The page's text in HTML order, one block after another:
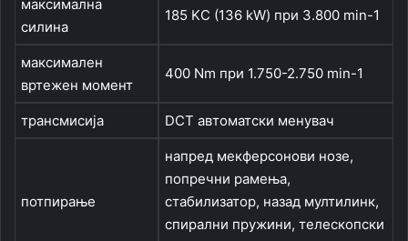
максимална
силина
185 KС (136 kW) при 3.800 min-1
максимален
вртежен момент
400 Nm при 1.750-2.750 min-1
трансмисија DCT aвтоматски менувач
потпирање
напред мекферсонови нозе,
попречни рамења,
стабилизатор, назад мултилинк,
спирални пружини, телескопски